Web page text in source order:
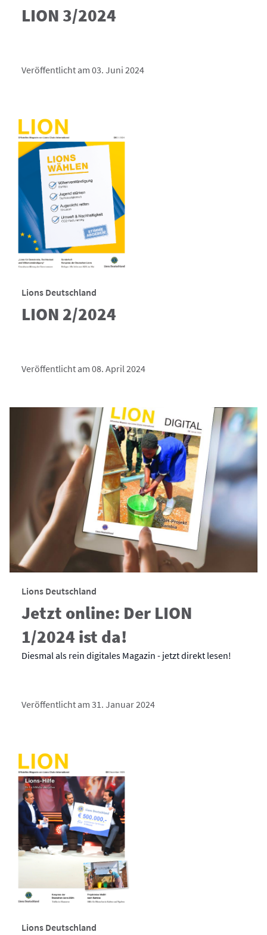
LION 3/2024
Veröffentlicht am 03. Juni 2024
Lions Deutschland
LION 2/2024
Veröffentlicht am 08. April 2024
Lions Deutschland
Jetzt online: Der LION
1/2024 ist da!
Diesmal als rein digitales Magazin - jetzt direkt lesen!
Veröffentlicht am 31. Januar 2024
Lions Deutschland